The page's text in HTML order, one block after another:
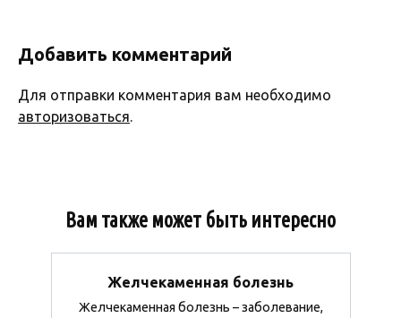
Добавить комментарий
Для отправки комментария вам необходимо
авторизоваться.
Вам также может быть интересно
Желчекаменная болезнь
Желчекаменная болезнь – заболевание,